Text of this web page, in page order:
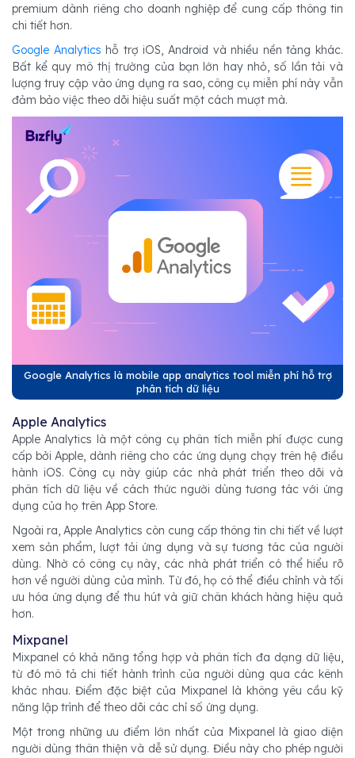
premium dành riêng cho doanh nghiệp để cung cấp thông tin
chi tiết hơn.
Google Analytics hỗ trợ iOS, Android và nhiều nền tảng khác.
Bất kể quy mô thị trường của bạn lớn hay nhỏ, số lần tải và
lượng truy cập vào ứng dụng ra sao, công cụ miễn phí này vẫn
đảm bảo việc theo dõi hiệu suất một cách mượt mà.
Google Analytics là mobile app analytics tool miễn phí hỗ trợ
phân tích dữ liệu
Apple Analytics
Apple Analytics là một công cụ phân tích miễn phí được cung
cấp bởi Apple, dành riêng cho các ứng dụng chạy trên hệ điều
hành iOS. Công cụ này giúp các nhà phát triển theo dõi và
phân tích dữ liệu về cách thức người dùng tương tác với ứng
dụng của họ trên App Store.
Ngoài ra, Apple Analytics còn cung cấp thông tin chi tiết về lượt
xem sản phẩm, lượt tải ứng dụng và sự tương tác của người
dùng. Nhờ có công cụ này, các nhà phát triển có thể hiểu rõ
hơn về người dùng của mình. Từ đó, họ có thể điều chỉnh và tối
ưu hóa ứng dụng để thu hút và giữ chân khách hàng hiệu quả
hơn.
Mixpanel
Mixpanel có khả năng tổng hợp và phân tích đa dạng dữ liệu,
từ đó mô tả chi tiết hành trình của người dùng qua các kênh
khác nhau. Điểm đặc biệt của Mixpanel là không yêu cầu kỹ
năng lập trình để theo dõi các chỉ số ứng dụng.
Một trong những ưu điểm lớn nhất của Mixpanel là giao diện
người dùng thân thiện và dễ sử dụng. Điều này cho phép người